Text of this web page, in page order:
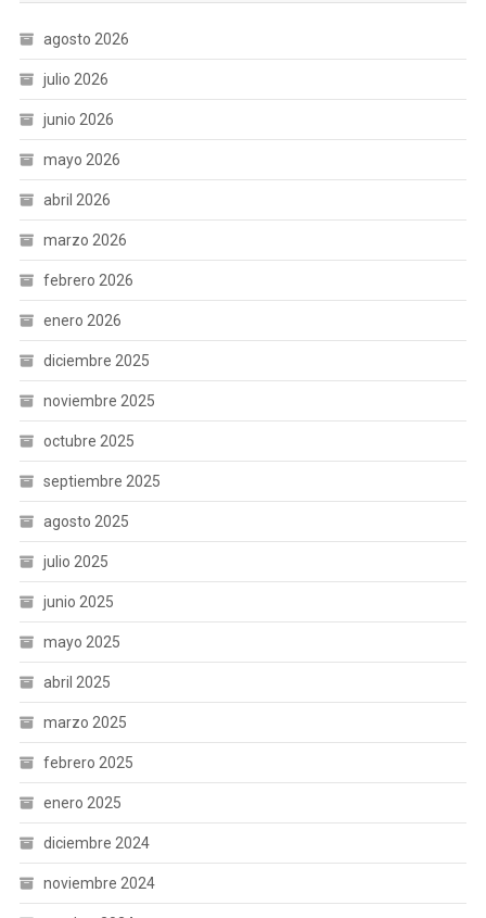
agosto 2026
julio 2026
junio 2026
mayo 2026
abril 2026
marzo 2026
febrero 2026
enero 2026
diciembre 2025
noviembre 2025
octubre 2025
septiembre 2025
agosto 2025
julio 2025
junio 2025
mayo 2025
abril 2025
marzo 2025
febrero 2025
enero 2025
diciembre 2024
noviembre 2024